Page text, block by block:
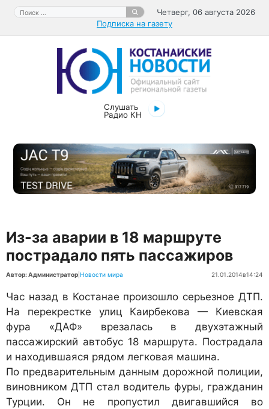
Перейти
содержимому
Поиск:
Четверг, 06 августа 2026
Подписка на газету
Слушать
Радио КН
Из-за аварии в 18 маршруте
пострадало пять пассажиров
Автор: Администратор Новости мира 21.01.2014в14:24
Час назад в Костанае произошло серьезное ДТП.
На перекрестке улиц Каирбекова — Киевская
фура «ДАФ» врезалась в двухэтажный
пассажирский автобус 18 маршрута. Пострадала
и находившаяся рядом легковая машина.
По предварительным данным дорожной полиции,
виновником ДТП стал водитель фуры, гражданин
Турции. Он не пропустил двигавшийся во